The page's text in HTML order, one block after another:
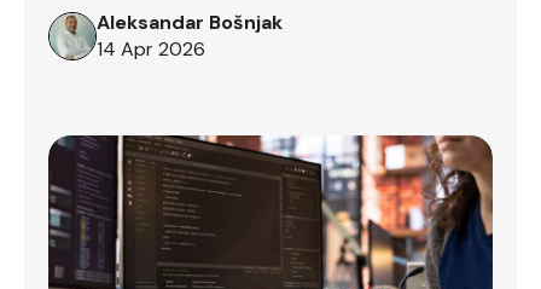
Aleksandar Bošnjak
14 Apr 2026